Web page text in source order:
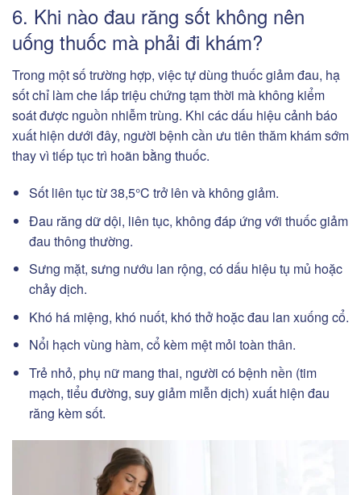
6. Khi nào đau răng sốt không nên
uống thuốc mà phải đi khám?
Trong một số trường hợp, việc tự dùng thuốc giảm đau, hạ
sốt chỉ làm che lấp triệu chứng tạm thời mà không kiểm
soát được nguồn nhiễm trùng. Khi các dấu hiệu cảnh báo
xuất hiện dưới đây, người bệnh cần ưu tiên thăm khám sớm
thay vì tiếp tục trì hoãn bằng thuốc.
Sốt liên tục từ 38,5°C trở lên và không giảm.
Đau răng dữ dội, liên tục, không đáp ứng với thuốc giảm
đau thông thường.
Sưng mặt, sưng nướu lan rộng, có dấu hiệu tụ mủ hoặc
chảy dịch.
Khó há miệng, khó nuốt, khó thở hoặc đau lan xuống cổ.
Nổi hạch vùng hàm, cổ kèm mệt mỏi toàn thân.
Trẻ nhỏ, phụ nữ mang thai, người có bệnh nền (tim
mạch, tiểu đường, suy giảm miễn dịch) xuất hiện đau
răng kèm sốt.